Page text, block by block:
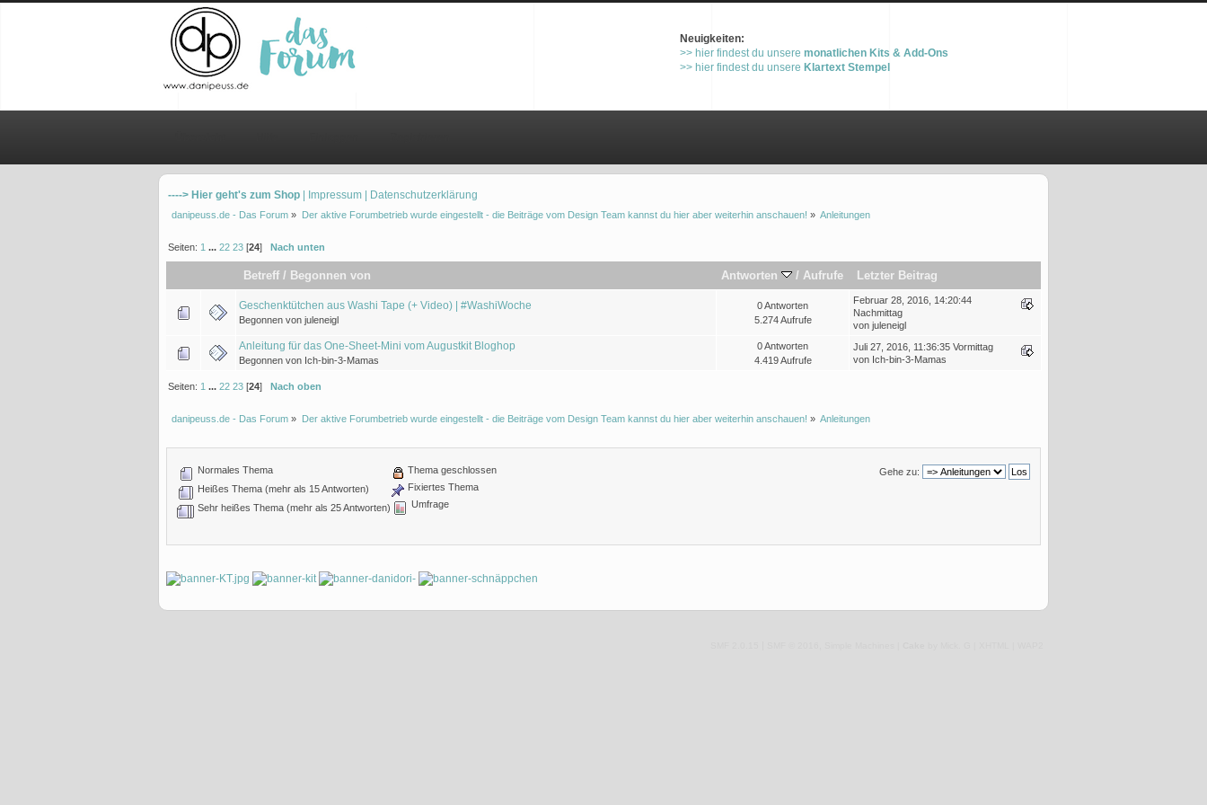
Neuigkeiten:
>> hier findest du unsere monatlichen Kits & Add-Ons
>> hier findest du unsere Klartext Stempel
----> Hier geht's zum Shop | Impressum | Datenschutzerklärung
danipeuss.de - Das Forum » Der aktive Forumbetrieb wurde eingestellt - die Beiträge vom Design Team kannst du hier aber weiterhin anschauen! » Anleitungen
Seiten: 1 ...22 23 [24] Nach unten
Betreff / Begonnen von Antworten / Aufrufe Letzter Beitrag
Geschenktütchen aus Washi Tape (+ Video) | #WashiWoche
Begonnen von juleneigl
0 Antworten
5.274 Aufrufe
Februar 28, 2016, 14:20:44
Nachmittag
von juleneigl
Anleitung für das One-Sheet-Mini vom Augustkit Bloghop
Begonnen von Ich-bin-3-Mamas
0 Antworten
4.419 Aufrufe
Juli 27, 2016, 11:36:35 Vormittag
von Ich-bin-3-Mamas
Seiten: 1 ...22 23 [24] Nach oben
danipeuss.de - Das Forum » Der aktive Forumbetrieb wurde eingestellt - die Beiträge vom Design Team kannst du hier aber weiterhin anschauen! » Anleitungen
Gehe zu:
Normales Thema
Heißes Thema (mehr als 15 Antworten)
Sehr heißes Thema (mehr als 25 Antworten)
Thema geschlossen
Fixiertes Thema
Umfrage